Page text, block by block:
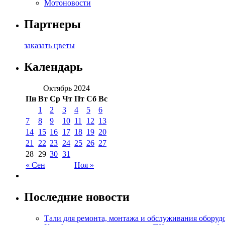
Мотоновости
Партнеры
заказать цветы
Календарь
Октябрь 2024
Пн Вт Ср Чт Пт Сб Вс
« Сен Ноя »
1 2 3 4 5
6
7
8 9 10 11 12 13
14 15 16 17 18 19 20
21
22 23 24 25 26 27
28 29 30 31
Последние новости
Тали для ремонта, монтажа и обслуживания